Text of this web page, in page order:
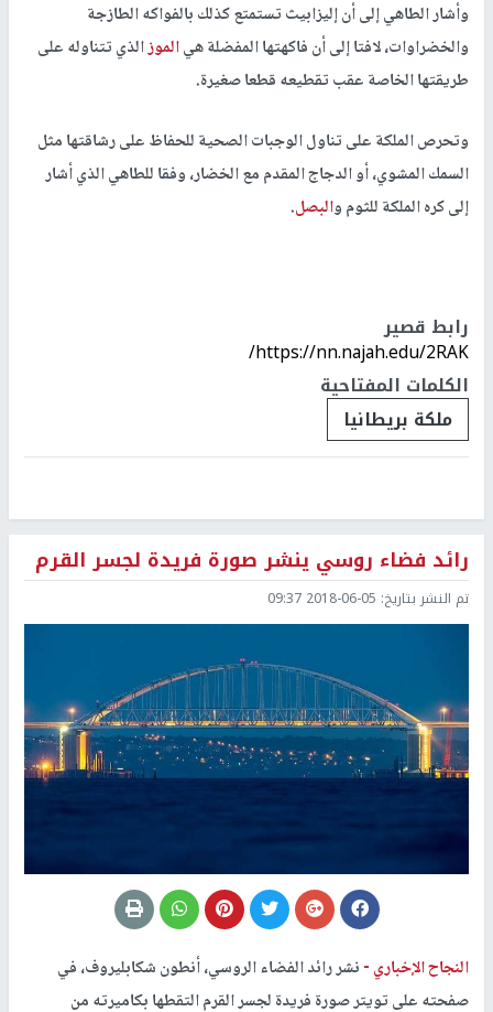
وأشار الطاهي إلى أن إليزابيث تستمتع كذلك بالفواكه الطازجة
والخضراوات، لافتا إلى أن فاكهتها المفضلة هيالموزالذي تتناوله على
طريقتها الخاصة عقب تقطيعه قطعا صغيرة.
وتحرص الملكة على تناول الوجبات الصحية للحفاظ على رشاقتها مثل
السمك المشوي، أو الدجاج المقدم مع الخضار، وفقا للطاهي الذي أشار
إلى كره الملكة للثوم والبصل.
رابط قصير
https://nn.najah.edu/2RAK/
الكلمات المفتاحية
ملكة بريطانيا
رائد فضاء روسي ينشر صورة فريدة لجسر القرم
تم النشر بتاريخ: 2018-06-05 09:37
النجاح الإخباري -نشر رائد الفضاء الروسي، أنطون شكابليروف، في
صفحته على تويتر صورة فريدة لجسر القرم التقطها بكاميرته من